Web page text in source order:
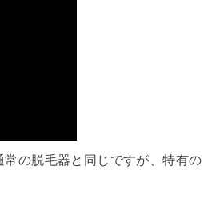
の脱毛器と同じですが、特有の